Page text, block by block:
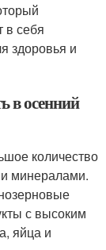
в себя
здоровья и
в осенний
количество
минералами.
с высоким
яйца и